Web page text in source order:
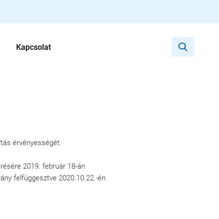
Kapcsolat
érvényességét.
2019. február 18-án
felfüggesztve 2020.10.22.-én